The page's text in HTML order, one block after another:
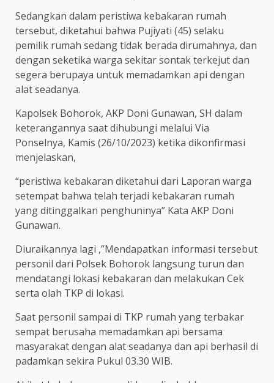
Sedangkan dalam peristiwa kebakaran rumah
tersebut, diketahui bahwa Pujiyati (45) selaku
pemilik rumah sedang tidak berada dirumahnya, dan
dengan seketika warga sekitar sontak terkejut dan
segera berupaya untuk memadamkan api dengan
alat seadanya.
Kapolsek Bohorok, AKP Doni Gunawan, SH dalam
keterangannya saat dihubungi melalui Via
Ponselnya, Kamis (26/10/2023) ketika dikonfirmasi
menjelaskan,
“peristiwa kebakaran diketahui dari Laporan warga
setempat bahwa telah terjadi kebakaran rumah
yang ditinggalkan penghuninya” Kata AKP Doni
Gunawan.
Diuraikannya lagi ,”Mendapatkan informasi tersebut
personil dari Polsek Bohorok langsung turun dan
mendatangi lokasi kebakaran dan melakukan Cek
serta olah TKP di lokasi.
Saat personil sampai di TKP rumah yang terbakar
sempat berusaha memadamkan api bersama
masyarakat dengan alat seadanya dan api berhasil di
padamkan sekira Pukul 03.30 WIB.